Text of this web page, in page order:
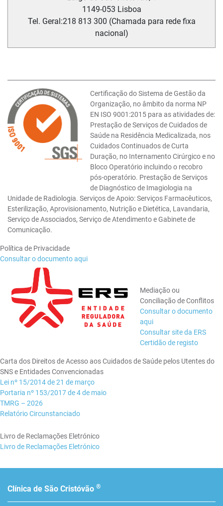
1149-053 Lisboa
Tel. Geral:218 813 300 (Chamada para rede fixa
nacional)
Certificação do Sistema de Gestão da
Organização, no âmbito da norma NP
EN ISO 9001:2015 para as atividades de:
Prestação de Serviços de Cuidados de
Saúde na Residência Medicalizada, nos
Cuidados Continuados de Curta
Duração, no Internamento Cirúrgico e no
Bloco Operatório incluindo o recobro
pós-operatório. Prestação de Serviços
de Diagnóstico de Imagiologia na
Unidade de Radiologia. Serviços de Apoio: Serviços Farmacêuticos,
Esterilização, Aprovisionamento, Nutrição e Dietética, Lavandaria,
Serviço de Associados, Serviço de Atendimento e Gabinete de
Comunicação.
Política de Privacidade
Consultar o documento aqui
Mediação ou
Conciliação de Conflitos
Consultar o documento
aqui
Consultar site da ERS
Certidão de registo
Carta dos Direitos de Acesso aos Cuidados de Saúde pelos Utentes do
SNS e Entidades Convencionadas
Lei nº 15/2014 de 21 de março
Portaria nº 153/2017 de 4 de maio
TMRG – 2026
Relatório Circunstanciado
Livro de Reclamações Eletrónico
Livro de Reclamações Eletrónico
Clínica de São Cristóvão ®